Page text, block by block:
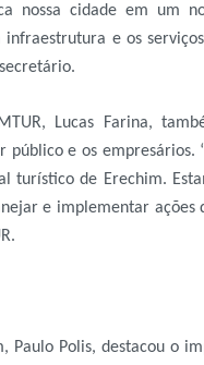
nossa cidade em um
e os
Lucas Farina,
e os empresários.
turístico de Erechim.
e implementar ações
Paulo Polis, destacou o